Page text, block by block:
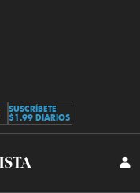
SUSCRÍBETE
$1.99 DIARIOS